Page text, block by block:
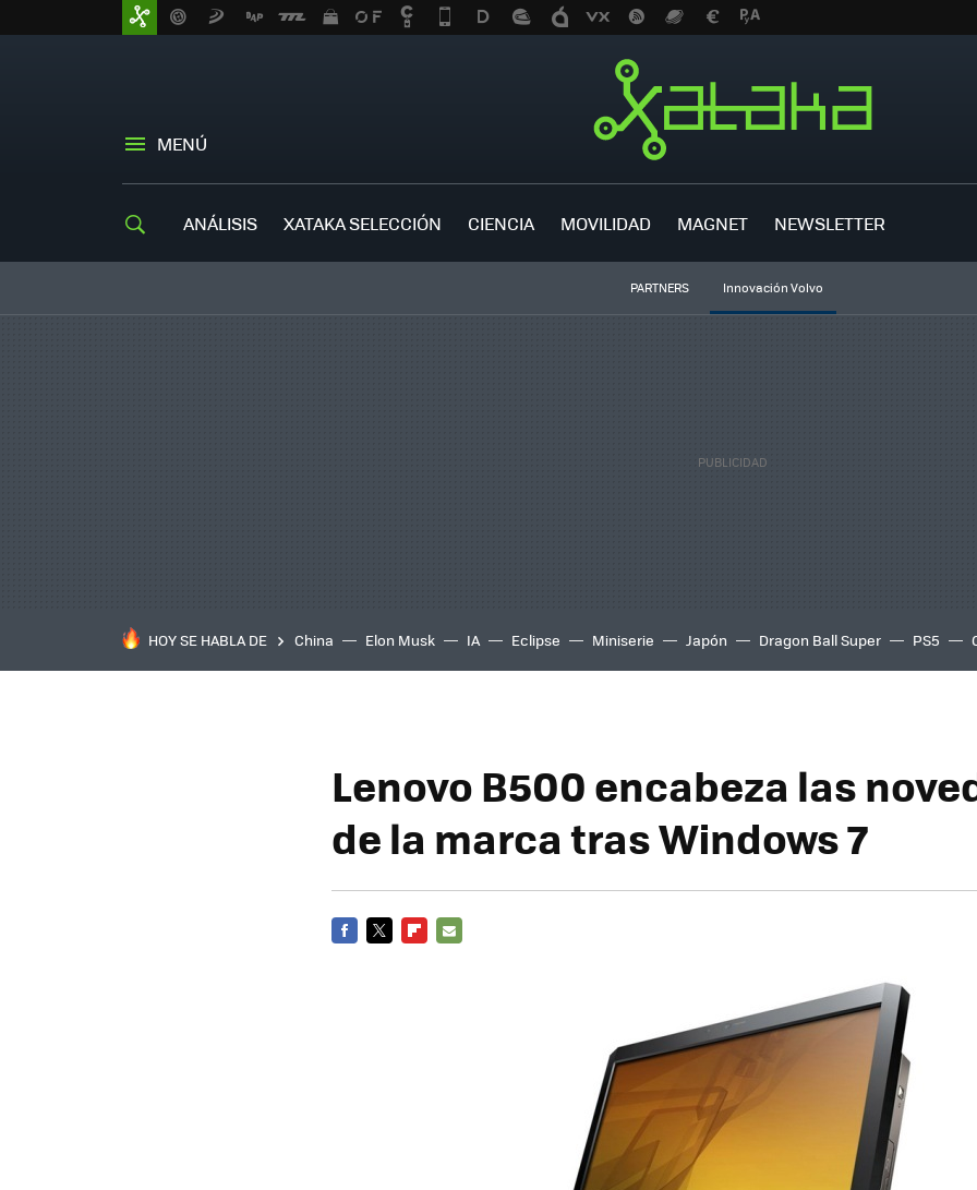
MENÚ
ANÁLISIS XATAKA SELECCIÓN CIENCIA MOVILIDAD MAGNET NEWSLETTER
PARTNERS Innovación Volvo
HOY SE HABLA DE China Elon Musk IA Eclipse Miniserie Japón Dragon Ball Super PS5
Lenovo B500 encabeza las
de la marca tras Windows 7